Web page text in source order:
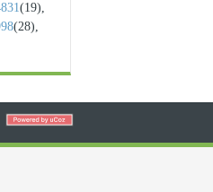
(19),
(28),